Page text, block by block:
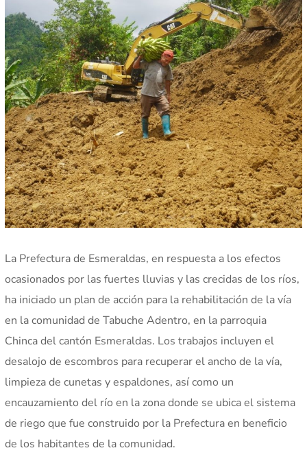
La Prefectura de Esmeraldas, en respuesta a los efectos
ocasionados por las fuertes lluvias y las crecidas de los ríos,
ha iniciado un plan de acción para la rehabilitación de la vía
en la comunidad de Tabuche Adentro, en la parroquia
Chinca del cantón Esmeraldas. Los trabajos incluyen el
desalojo de escombros para recuperar el ancho de la vía,
limpieza de cunetas y espaldones, así como un
encauzamiento del río en la zona donde se ubica el sistema
de riego que fue construido por la Prefectura en beneficio
de los habitantes de la comunidad.